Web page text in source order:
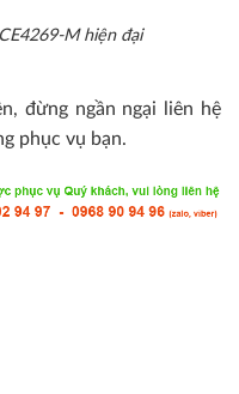
M hiện đại
đừng ngần ngại liên hệ
phục vụ bạn.